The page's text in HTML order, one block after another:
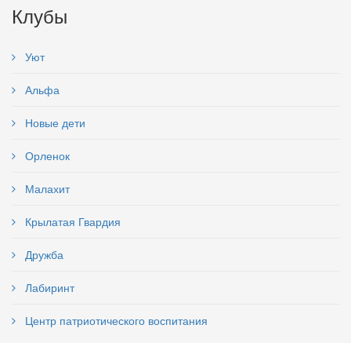
Клубы
Уют
Альфа
Новые дети
Орленок
Малахит
Крылатая Гвардия
Дружба
Лабиринт
Центр патриотического воспитания